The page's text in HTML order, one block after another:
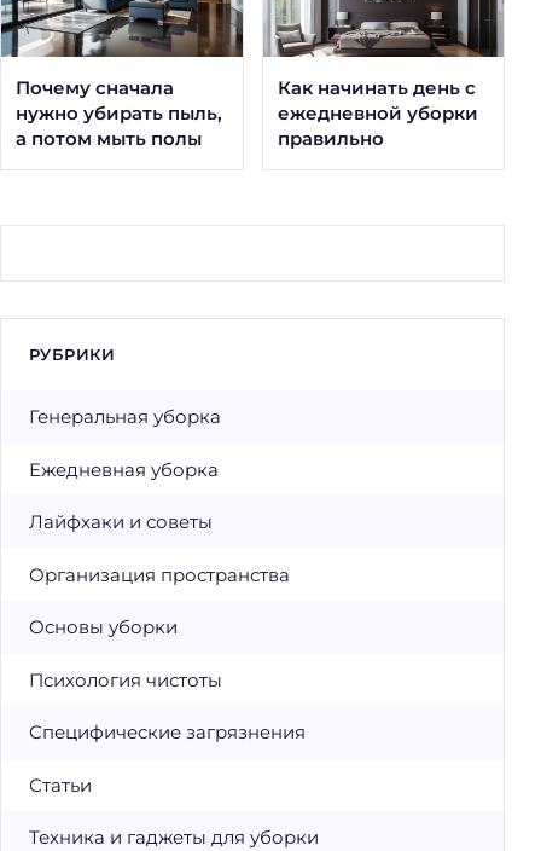
Почему сначала
нужно убирать пыль,
а потом мыть полы
Как начинать день с
ежедневной уборки
правильно
РУБРИКИ
Генеральная уборка
Ежедневная уборка
Лайфхаки и советы
Организация пространства
Основы уборки
Психология чистоты
Специфические загрязнения
Статьи
Техника и гаджеты для уборки